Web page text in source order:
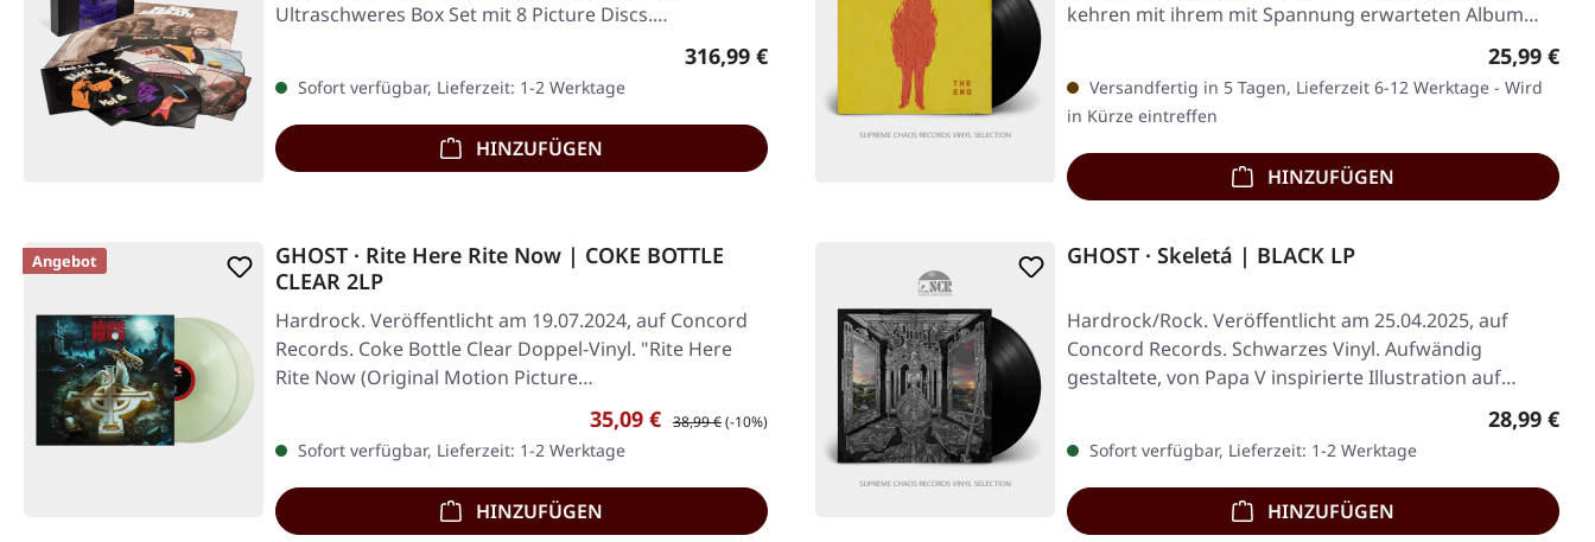
Ultraschweres Box Set mit 8 Picture Discs.
Regulärer Preis:
316,99 €
Sofort verfügbar, Lieferzeit: 1-2 Werktage
HINZUFÜGEN
kehren mit ihrem mit Spannung erwarteten Album
Regulärer
25,99 €
Versandfertig in 5 Tagen, Lieferzeit 6-12 Werktage - Wird
in Kürze eintreffen
HINZUFÜGEN
Angebot
GHOST · Rite Here Rite Now | COKE BOTTLE
CLEAR 2LP
Hardrock. Veröffentlicht am 19.07.2024, auf Concord
Records. Coke Bottle Clear Doppel-Vinyl. "Rite Here
Rite Now (Original Motion Picture…
Verkaufspreis:
35,09 € Regulärer Preis:
38,99 €(-10%)
Sofort verfügbar, Lieferzeit: 1-2 Werktage
HINZUFÜGEN
GHOST · Skeletá | BLACK LP
Hardrock/Rock. Veröffentlicht am 25.04.2025, auf
Concord Records. Schwarzes Vinyl. Aufwändig
gestaltete, von Papa V inspirierte Illustration auf…
Regulärer
28,99 €
Sofort verfügbar, Lieferzeit: 1-2 Werktage
HINZUFÜGEN